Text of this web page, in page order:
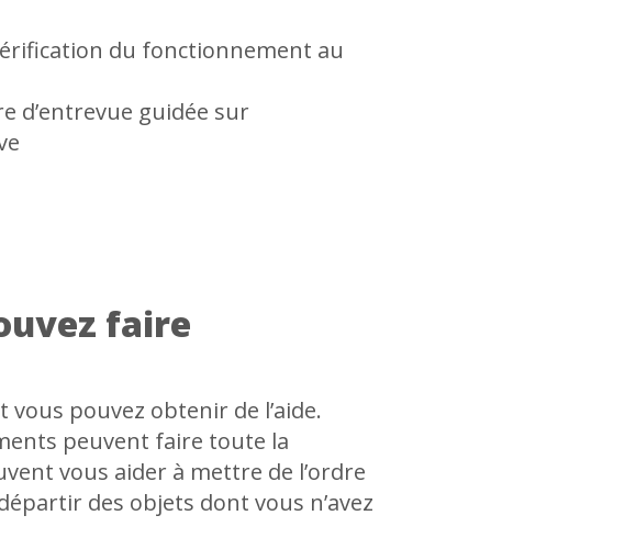
du fonctionnement au
d’entrevue guidée sur
faire
vous pouvez obtenir de l’aide.
peuvent faire toute la
vous aider à mettre de l’ordre
des objets dont vous n’avez